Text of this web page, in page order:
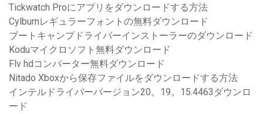
Tickwatch Proにアプリをダウンロードする方法
Cylburnレギュラーフォントの無料ダウンロード
ブートキャンプドライバーインストーラーのダウンロード
Koduマイクロソフト無料ダウンロード
Flv hdコンバーター無料ダウンロード
Nitado Xboxから保存ファイルをダウンロードする方法
インテルドライバーバージョン20。19。15.4463ダウンロ
ード